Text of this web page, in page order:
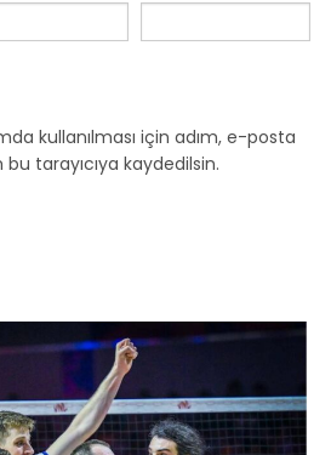
kullanılması için adım, e-posta
tarayıcıya kaydedilsin.